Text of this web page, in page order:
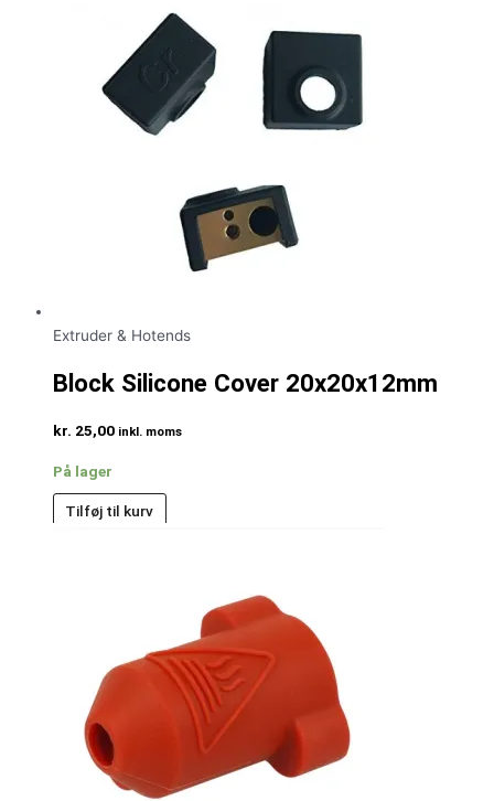
Extruder & Hotends
Block Silicone Cover 20x20x12mm
kr. 25,00 inkl. moms
På lager
Tilføj til kurv